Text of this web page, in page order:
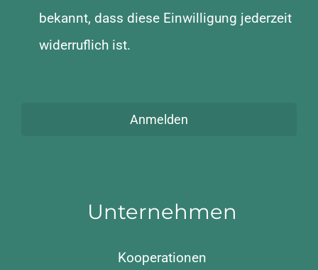
bekannt, dass diese Einwilligung jederzeit
widerruflich ist.
Anmelden
Unternehmen
Kooperationen